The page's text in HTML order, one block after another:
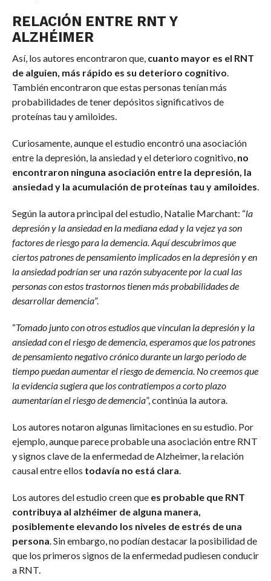
RELACIÓN ENTRE RNT Y
ALZHÉIMER
Así, los autores encontraron que, cuanto mayor es el RNT
de alguien, más rápido es su deterioro cognitivo
También encontraron que estas personas tenían más
probabilidades de tener depósitos significativos de
proteínas tau y amiloides.
Curiosamente, aunque el estudio encontró una asociación
entre la depresión, la ansiedad y el deterioro cognitivo, no
encontraron ninguna asociación entre la depresión, la
ansiedad y la acumulación de proteínas tau y amiloides
Según la autora principal del estudio, Natalie Marchant: “la
depresión y la ansiedad en la mediana edad y la vejez ya son
factores de riesgo para la demencia. Aquí descubrimos que
ciertos patrones de pensamiento implicados en la depresión y en
la ansiedad podrían ser una razón subyacente por la cual las
personas con estos trastornos tienen más probabilidades de
desarrollar demencia”.
“Tomado junto con otros estudios que vinculan la depresión y la
ansiedad con el riesgo de demencia, esperamos que los patrones
de pensamiento negativo crónico durante un largo periodo de
tiempo puedan aumentar el riesgo de demencia. No creemos que
la evidencia sugiera que los contratiempos a corto plazo
aumentarían el riesgo de demencia”, continúa la autora.
Los autores notaron algunas limitaciones en su estudio. Por
ejemplo, aunque parece probable una asociación entre RNT
y signos clave de la enfermedad de Alzheimer, la relación
causal entre ellos todavía no está clara
Los autores del estudio creen que es probable que RNT
contribuya al alzhéimer de alguna manera,
posiblemente elevando los niveles de estrés de una
persona . Sin embargo, no podían destacar la posibilidad de
que los primeros signos de la enfermedad pudiesen conducir
a RNT.